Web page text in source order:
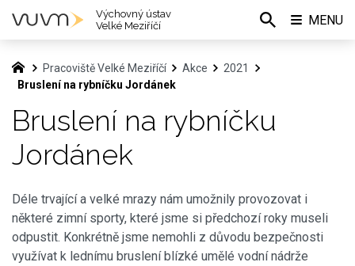
Pracoviště Velké Meziříčí Akce
2021
Bruslení na rybníčku Jordánek
Bruslení na rybníčku
Jordánek
Déle trvající a velké mrazy nám umožnily provozovat i
některé zimní sporty, které jsme si předchozí roky museli
odpustit. Konkrétně jsme nemohli z důvodu bezpečnosti
využívat k lednímu bruslení blízké umělé vodní nádrže
Výchovný ústav
Velké Meziříčí
MENU